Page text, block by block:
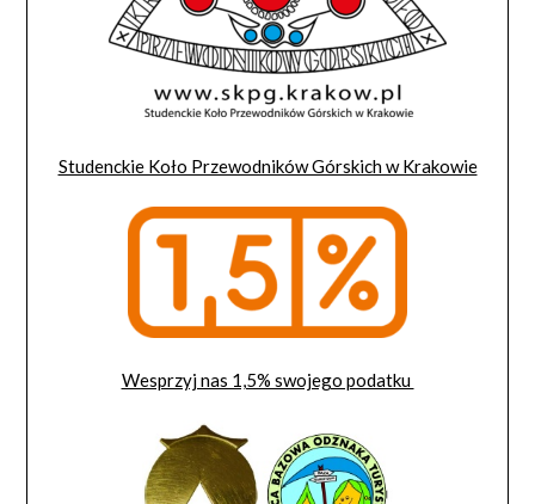
Studenckie Koło Przewodników Górskich w Krakowie
Wesprzyj nas 1,5% swojego podatku